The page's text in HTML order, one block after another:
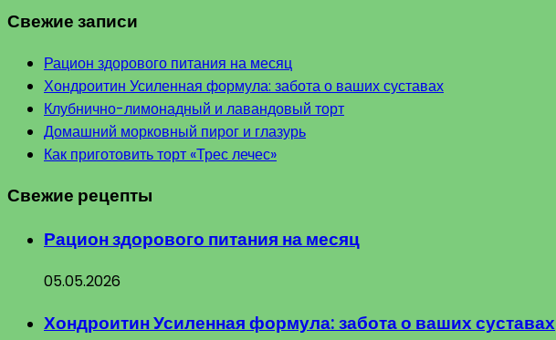
Свежие записи
Рацион здорового питания на месяц
Хондроитин Усиленная формула: забота о ваших суставах
Клубнично-лимонадный и лавандовый торт
Домашний морковный пирог и глазурь
Как приготовить торт «Трес лечес»
Свежие рецепты
Рацион здорового питания на месяц
05.05.2026
Хондроитин Усиленная формула: забота о ваших суставах